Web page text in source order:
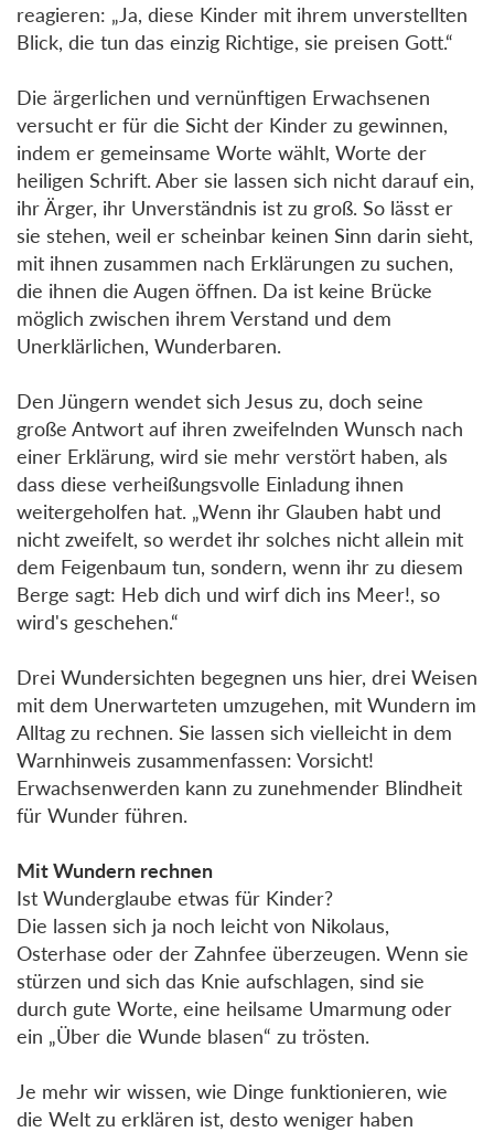
reagieren: „Ja, diese Kinder mit ihrem unverstellten
Blick, die tun das einzig Richtige, sie preisen Gott.“
Die ärgerlichen und vernünftigen Erwachsenen
versucht er für die Sicht der Kinder zu gewinnen,
indem er gemeinsame Worte wählt, Worte der
heiligen Schrift. Aber sie lassen sich nicht darauf ein,
ihr Ärger, ihr Unverständnis ist zu groß. So lässt er
sie stehen, weil er scheinbar keinen Sinn darin sieht,
mit ihnen zusammen nach Erklärungen zu suchen,
die ihnen die Augen öffnen. Da ist keine Brücke
möglich zwischen ihrem Verstand und dem
Unerklärlichen, Wunderbaren.
Den Jüngern wendet sich Jesus zu, doch seine
große Antwort auf ihren zweifelnden Wunsch nach
einer Erklärung, wird sie mehr verstört haben, als
dass diese verheißungsvolle Einladung ihnen
weitergeholfen hat. „Wenn ihr Glauben habt und
nicht zweifelt, so werdet ihr solches nicht allein mit
dem Feigenbaum tun, sondern, wenn ihr zu diesem
Berge sagt: Heb dich und wirf dich ins Meer!, so
wird's geschehen.“
Drei Wundersichten begegnen uns hier, drei Weisen
mit dem Unerwarteten umzugehen, mit Wundern im
Alltag zu rechnen. Sie lassen sich vielleicht in dem
Warnhinweis zusammenfassen: Vorsicht!
Erwachsenwerden kann zu zunehmender Blindheit
für Wunder führen.
Mit Wundern rechnen
Ist Wunderglaube etwas für Kinder?
Die lassen sich ja noch leicht von Nikolaus,
Osterhase oder der Zahnfee überzeugen. Wenn sie
stürzen und sich das Knie aufschlagen, sind sie
durch gute Worte, eine heilsame Umarmung oder
ein „Über die Wunde blasen“ zu trösten.
Je mehr wir wissen, wie Dinge funktionieren, wie
die Welt zu erklären ist, desto weniger haben